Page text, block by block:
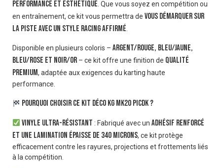
performance et esthétique . Que vous soyez en compétition ou
en entraînement, ce kit vous permettra de vous démarquer sur
la piste avec un style racing affirmé
Disponible en plusieurs coloris – Argent/Rouge, Bleu/Jaune,
Bleu/Rose et Noir/Or – ce kit offre une finition de qualité
premium, adaptée aux exigences du karting haute
performance.
Pourquoi choisir ce kit déco KG MK20 Picdk ?
Vinyle ultra-résistant : Fabriqué avec un adhésif renforcé
et une lamination épaisse de 340 microns, ce kit protège
efficacement contre les rayures, projections et frottements liés
à la compétition.